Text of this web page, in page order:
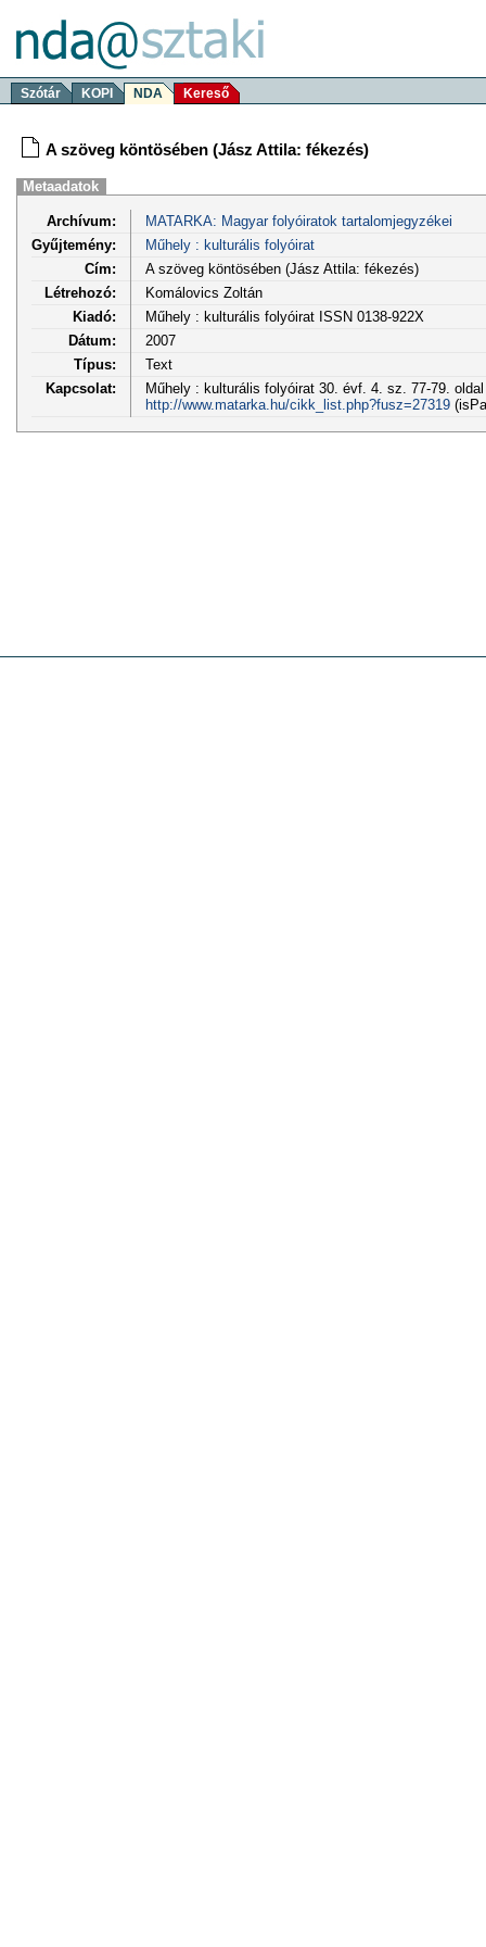
Szótár KOPI NDA Kereső
A szöveg köntösében (Jász Attila: fékezés)
Metaadatok
Archívum:
MATARKA: Magyar folyóiratok tartalomjegyzékei
Gyűjtemény:
Műhely : kulturális folyóirat
Cím:
A szöveg köntösében (Jász Attila: fékezés)
Létrehozó:
Komálovics Zoltán
Kiadó:
Műhely : kulturális folyóirat ISSN 0138-922X
Dátum:
2007
Típus:
Text
Kapcsolat:
Műhely : kulturális folyóirat 30. évf. 4. sz. 77-79. oldal
http://www.matarka.hu/cikk_list.php?fusz=27319